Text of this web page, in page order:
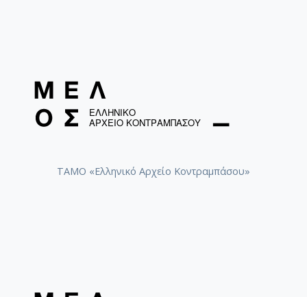
ΤΑΜΟ «Ελληνικό Αρχείο Κοντραμπάσου»